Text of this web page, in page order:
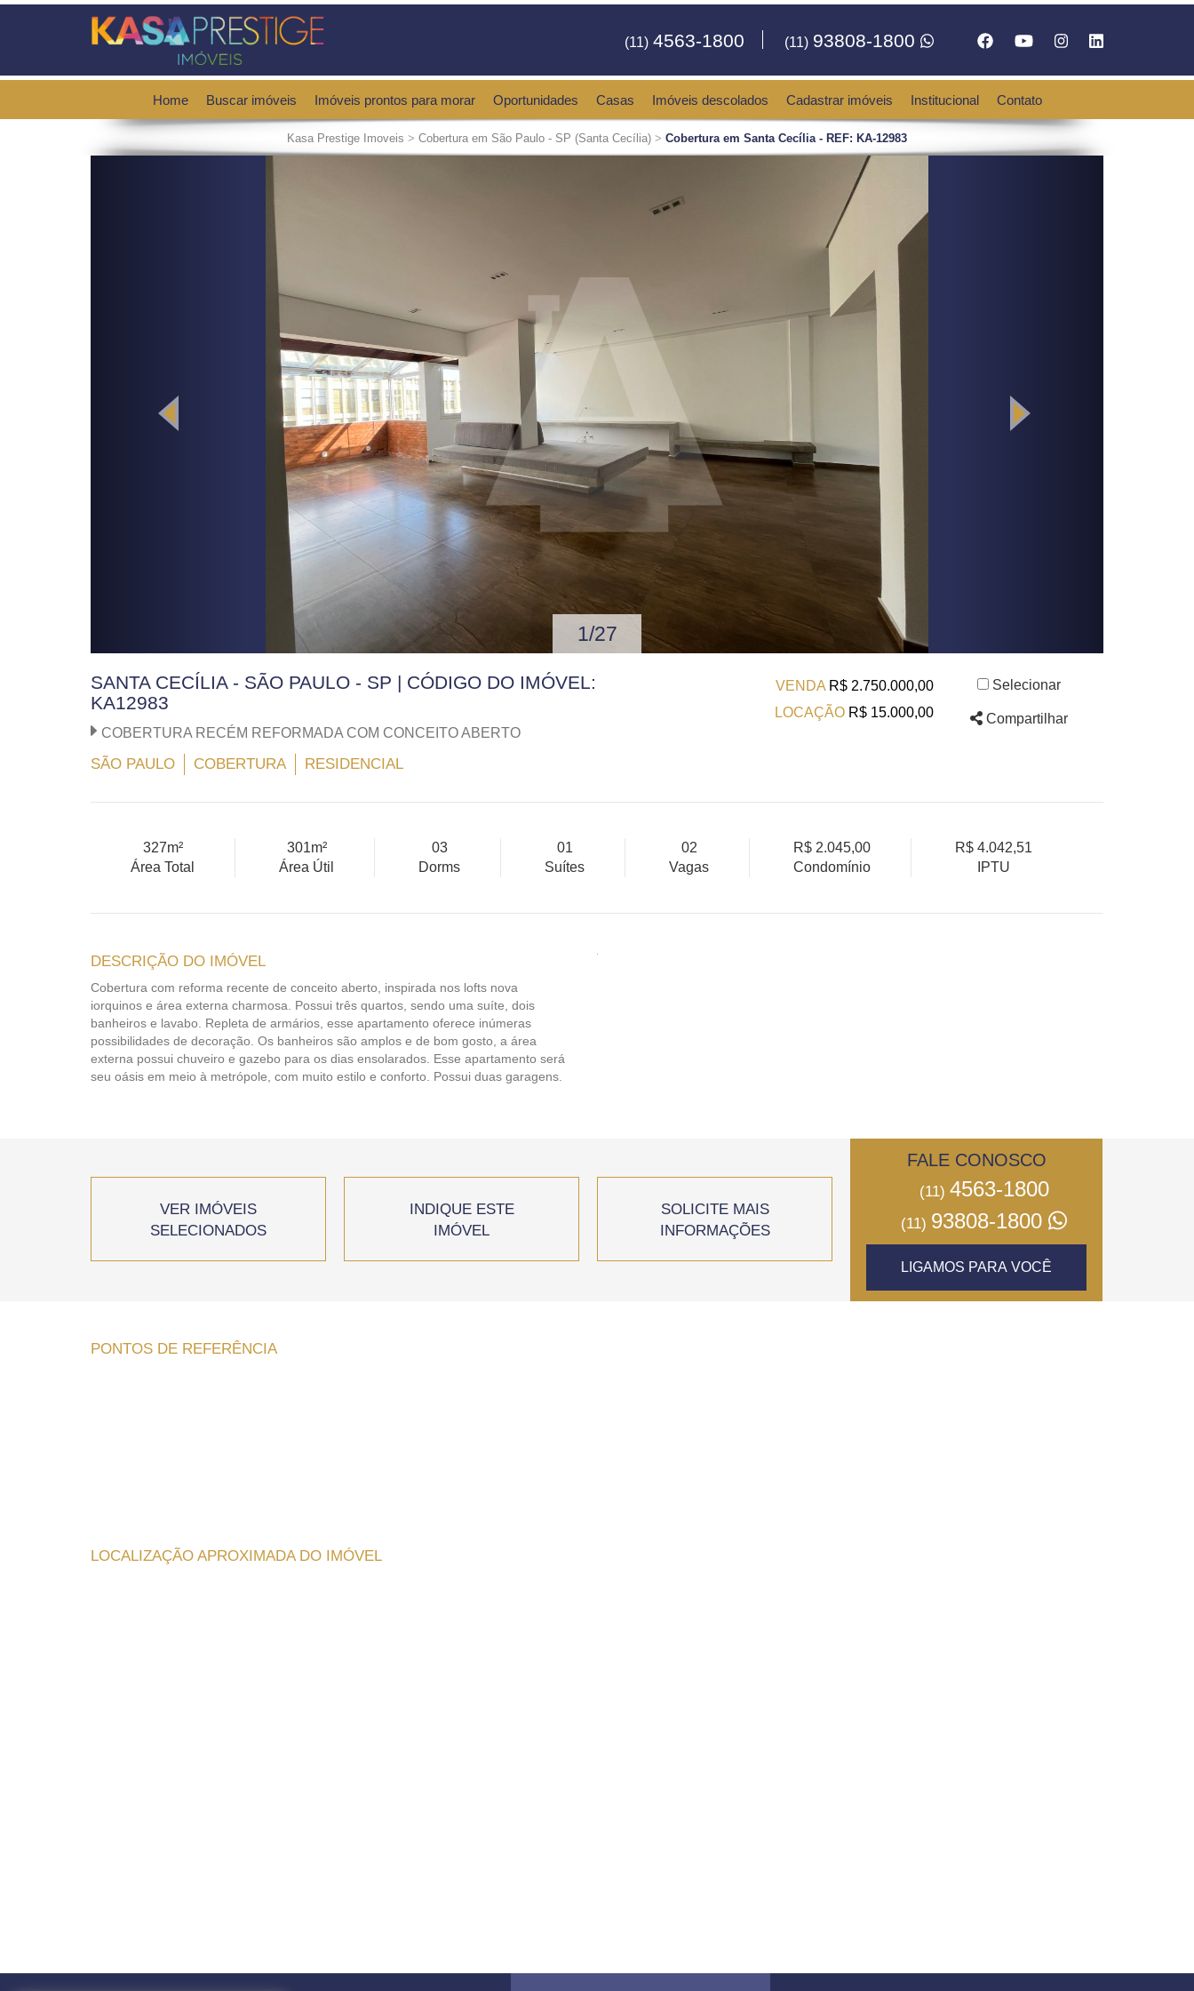
(11) 4563-1800 (11) 93808-1800
Home Buscar imóveis Imóveis prontos para morar Oportunidades Casas Imóveis descolados Cadastrar imóveis Institucional Contato
Kasa Prestige Imoveis > Cobertura em São Paulo - SP (Santa Cecília) > Cobertura em Santa Cecília - REF: KA-12983
1/27
SANTA CECÍLIA - SÃO PAULO - SP | CÓDIGO DO IMÓVEL:
KA12983
COBERTURA RECÉM REFORMADA COM CONCEITO ABERTO
SÃO PAULO COBERTURA RESIDENCIAL
VENDA R$ 2.750.000,00
LOCAÇÃO R$ 15.000,00
Selecionar
Compartilhar
327m²
Área Total
301m²
Área Útil
03
Dorms
01
Suítes
02
Vagas
R$ 2.045,00
Condomínio
R$ 4.042,51
IPTU
DESCRIÇÃO DO IMÓVEL
Cobertura com reforma recente de conceito aberto, inspirada nos lofts nova
iorquinos e área externa charmosa. Possui três quartos, sendo uma suíte, dois
banheiros e lavabo. Repleta de armários, esse apartamento oferece inúmeras
possibilidades de decoração. Os banheiros são amplos e de bom gosto, a área
externa possui chuveiro e gazebo para os dias ensolarados. Esse apartamento será
seu oásis em meio à metrópole, com muito estilo e conforto. Possui duas garagens.
VER IMÓVEIS
SELECIONADOS
INDIQUE ESTE
IMÓVEL
SOLICITE MAIS
INFORMAÇÕES
FALE CONOSCO
(11) 4563-1800
(11) 93808-1800
LIGAMOS PARA VOCÊ
PONTOS DE REFERÊNCIA
LOCALIZAÇÃO APROXIMADA DO IMÓVEL